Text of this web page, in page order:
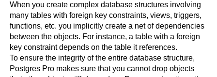
When you create complex database structures involving
many tables with foreign key constraints, views, triggers,
functions, etc. you implicitly create a net of dependencies
between the objects. For instance, a table with a foreign
key constraint depends on the table it references.
To ensure the integrity of the entire database structure,
Postgres Pro makes sure that you cannot drop objects